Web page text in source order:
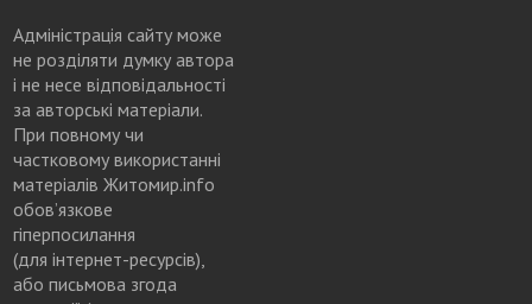
Адміністрація сайту може
не розділяти думку автора
і не несе відповідальності
за авторські матеріали.
При повному чи
частковому використанні
матеріалів Житомир.info
обов’язкове
гіперпосилання
(для інтернет-ресурсів),
або письмова згода